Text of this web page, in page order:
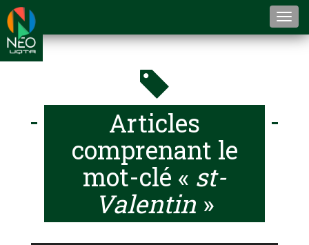
Articles
comprenant le
mot-clé « st-
Valentin »